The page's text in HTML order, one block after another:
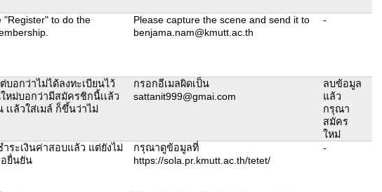
"Register" to do the
Please capture the scene and send it to
benjama.nam@kmutt.ac.th
-
ต่บอกว่าไม่ได้ลงทะเบียนไว้
ใหม่บอกว่ามีสมัครชิกนี้เเล้ว
เเล้วใส่เมล์ ก็ขึ้นว่าไม่
กรอกอีเมลผิดเป็น
sattanit999@gmai.com
ลบข้อมูล
แล้ว
กรุณา
สมัคร
ใหม่
ระเงินค่าสอบแล้ว แต่ยังไม่
ยื่นยัน
กรุณาดูข้อมูลที่
https://sola.pr.kmutt.ac.th/tetet/
-